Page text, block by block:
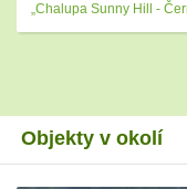
„Chalupa Sunny Hill -
Objekty v okolí